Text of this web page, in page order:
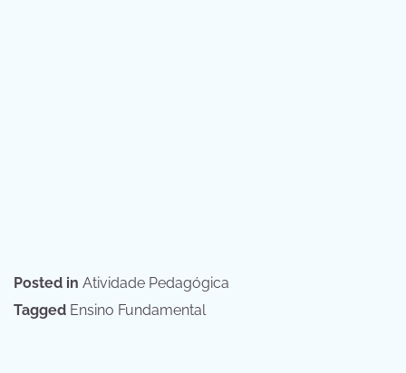
Posted in Atividade Pedagógica
Tagged Ensino Fundamental